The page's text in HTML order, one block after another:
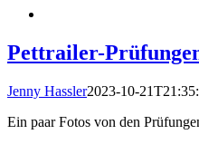
Pettrailer-
Jenny Hassler2023-10-
Ein paar Fotos von den